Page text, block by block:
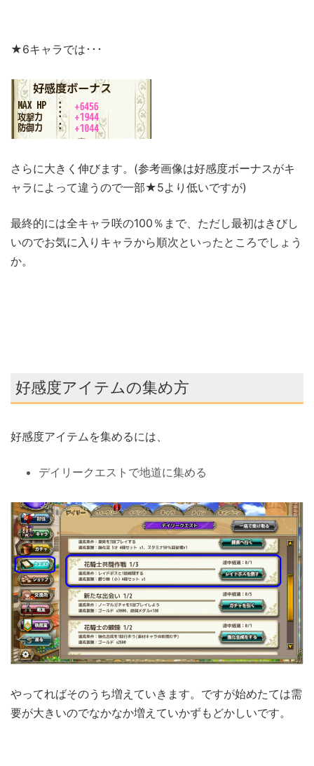
★6キャラでは･･･
さらに大きく伸びます。(参考画像は好感度ボーナスがキ
ャラによって違うので一部★5より低いですが)
最終的には全キャラ咲の100％まで、ただし最初はきびし
いのでお気に入りキャラから順次といったところでしょう
か。
好感度アイテムの集め方
好感度アイテムを集めるには、
デイリークエストで地道に集める
やってればそのうち増えていきます。ですが始めたては需
要が大きいのでなかなか増えていかずもどかしいです。